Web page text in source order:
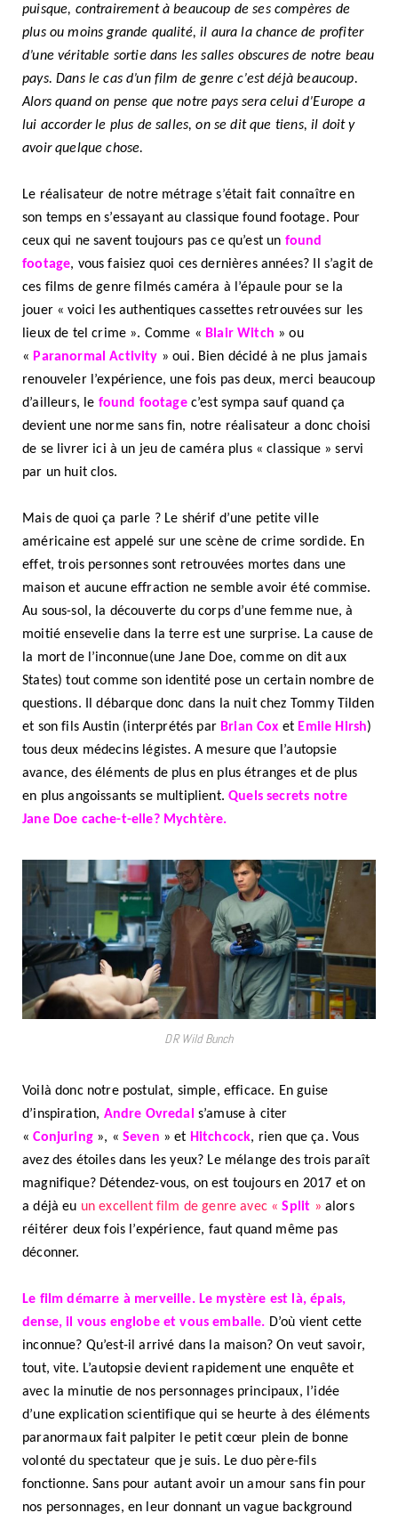
puisque, contrairement à beaucoup de ses compères de
plus ou moins grande qualité, il aura la chance de profiter
d’une véritable sortie dans les salles obscures de notre beau
pays. Dans le cas d’un film de genre c’est déjà beaucoup.
Alors quand on pense que notre pays sera celui d’Europe a
lui accorder le plus de salles, on se dit que tiens, il doit y
avoir quelque chose.
Le réalisateur de notre métrage s’était fait connaître en
son temps en s’essayant au classique found footage. Pour
ceux qui ne savent toujours pas ce qu’est un found
footage, vous faisiez quoi ces dernières années? Il s’agit de
ces films de genre filmés caméra à l’épaule pour se la
jouer « voici les authentiques cassettes retrouvées sur les
lieux de tel crime ». Comme « Blair Witch » ou
« Paranormal Activity » oui. Bien décidé à ne plus jamais
renouveler l’expérience, une fois pas deux, merci beaucoup
d’ailleurs, le found footagec’est sympa sauf quand ça
devient une norme sans fin, notre réalisateur a donc choisi
de se livrer ici à un jeu de caméra plus « classique » servi
par un huit clos.
Mais de quoi ça parle ? Le shérif d’une petite ville
américaine est appelé sur une scène de crime sordide. En
effet, trois personnes sont retrouvées mortes dans une
maison et aucune effraction ne semble avoir été commise.
Au sous-sol, la découverte du corps d’une femme nue, à
moitié ensevelie dans la terre est une surprise. La cause de
la mort de l’inconnue(une Jane Doe, comme on dit aux
States) tout comme son identité pose un certain nombre de
questions. Il débarque donc dans la nuit chez Tommy Tilden
et son fils Austin (interprétés par Brian Cox et Emile Hirsh)
tous deux médecins légistes. A mesure que l’autopsie
avance, des éléments de plus en plus étranges et de plus
en plus angoissants se multiplient.Quels secrets notre
Jane Doe cache-t-elle? Mychtère.
DR Wild Bunch
Voilà donc notre postulat, simple, efficace. En guise
d’inspiration, Andre Ovredal
s’amuse à citer
«Conjuring », « Seven » et Hitchcock, rien que ça. Vous
avez des étoiles dans les yeux? Le mélange des trois paraît
magnifique? Détendez-vous, on est toujours en 2017 et on
a déjà eu un excellent film de genre avec «Split » alors
réitérer deux fois l’expérience, faut quand même pas
déconner.
Le film démarre à merveille. Le mystère est là, épais,
dense, il vous englobe et vous emballe. D’où vient cette
inconnue? Qu’est-il arrivé dans la maison? On veut savoir,
tout, vite. L’autopsie devient rapidement une enquête et
avec la minutie de nos personnages principaux, l’idée
d’une explication scientifique qui se heurte à des éléments
paranormaux fait palpiter le petit cœur plein de bonne
volonté du spectateur que je suis. Le duo père-fils
fonctionne. Sans pour autant avoir un amour sans fin pour
nos personnages, en leur donnant un vague background